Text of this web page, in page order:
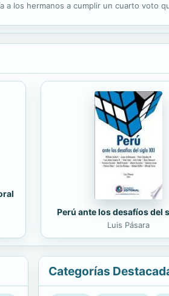
los hermanos a cumplir un cuarto voto
Perú ante los desafíos del
Luis Pásara
Categorías